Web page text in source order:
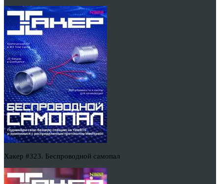
Хакер #323. Беспроводной самопал